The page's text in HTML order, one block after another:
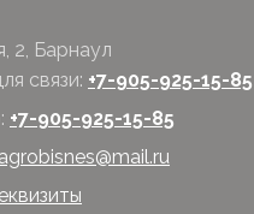
2, Барнаул
связи: +7-905-925-15-85
+7-905-925-15-85